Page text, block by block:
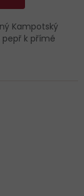
Kampotský
k přímé